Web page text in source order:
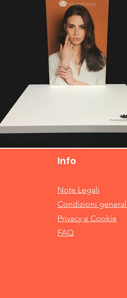
Info
Note Legali
Condizioni
Privacy e Cookie
FAQ